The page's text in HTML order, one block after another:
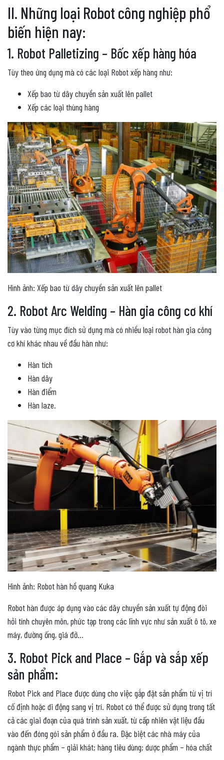
II. Những loại Robot công nghiệp phổ
biến hiện nay:
1. Robot Palletizing – Bốc xếp hàng hóa
Tùy theo ứng dụng mà có các loại Robot xếp hàng như:
Xếp bao từ dây chuyền sản xuất lên pallet
Xếp các loại thùng hàng
Hình ảnh: Xếp bao từ dây chuyền sản xuất lên pallet
2. Robot Arc Welding – Hàn gia công cơ khí
Tùy vào từng mục đích sử dụng mà có nhiều loại robot hàn gia công
cơ khí khác nhau về đầu hàn như:
Hàn tích
Hàn dây
Hàn điểm
Hàn laze.
Hình ảnh: Robot hàn hồ quang Kuka
Robot hàn được áp dụng vào các dây chuyền sản xuất tự động đòi
hỏi tính chuyên môn, phức tạp trong các lĩnh vực như sản xuất ô tô, xe
máy, đường ống, giá đỡ…
3. Robot Pick and Place – Gắp và sắp xếp
sản phẩm:
Robot Pick and Place được dùng cho việc gắp đặt sản phẩm từ vị trí
cố định hoặc di động sang vị trí. Robot có thể được sử dụng trong tất
cả các giai đoạn của quá trình sản xuất, từ cấp nhiên vật liệu đầu
vào đến đóng gói sản phẩm ở đầu ra. Đặc biệt các nhà máy của
ngành thực phẩm – giải khát; hàng tiêu dùng; dược phẩm – hóa chất